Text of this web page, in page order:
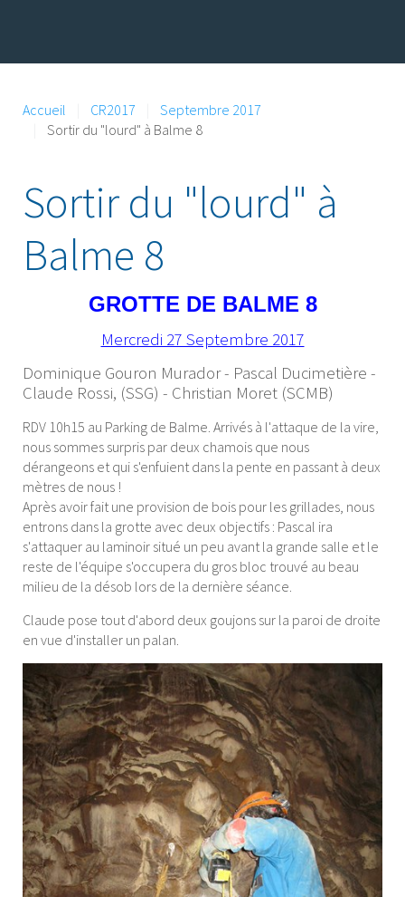
Accueil CR2017
Septembre 2017
Sortir du "lourd" à Balme 8
Sortir du "lourd" à
Balme 8
GROTTE DE BALME 8
Mercredi 27 Septembre 2017
Dominique Gouron Murador - Pascal Ducimetière -
Claude Rossi, (SSG) - Christian Moret (SCMB)
RDV 10h15 au Parking de Balme. Arrivés à l'attaque de la vire,
nous sommes surpris par deux chamois que nous
dérangeons et qui s'enfuient dans la pente en passant à deux
mètres de nous !
Après avoir fait une provision de bois pour les grillades, nous
entrons dans la grotte avec deux objectifs : Pascal ira
s'attaquer au laminoir situé un peu avant la grande salle et le
reste de l'équipe s'occupera du gros bloc trouvé au beau
milieu de la désob lors de la dernière séance.
Claude pose tout d'abord deux goujons sur la paroi de droite
en vue d'installer un palan.